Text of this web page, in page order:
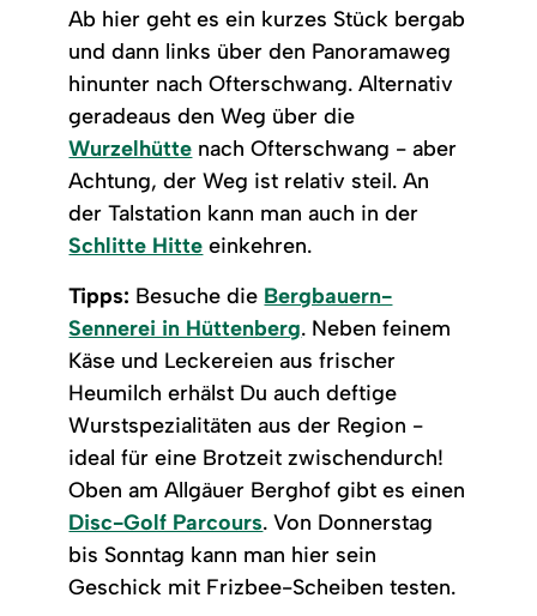
Ab hier geht es ein kurzes Stück bergab
und dann links über den Panoramaweg
hinunter nach Ofterschwang. Alternativ
geradeaus den Weg über die
Wurzelhütte nach Ofterschwang - aber
Achtung, der Weg ist relativ steil. An
der Talstation kann man auch in der
Schlitte Hitte einkehren.
Tipps: Besuche die Bergbauern-
Sennerei in Hüttenberg. Neben feinem
Käse und Leckereien aus frischer
Heumilch erhälst Du auch deftige
Wurstspezialitäten aus der Region -
ideal für eine Brotzeit zwischendurch!
Oben am Allgäuer Berghof gibt es einen
Disc-Golf Parcours. Von Donnerstag
bis Sonntag kann man hier sein
Geschick mit Frizbee-Scheiben testen.